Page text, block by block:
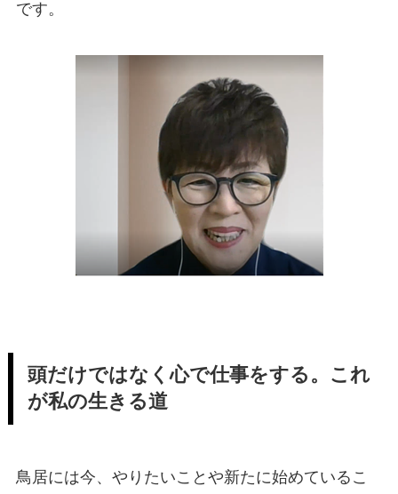
です。
頭だけではなく心で仕事をする。これ
が私の生きる道
鳥居には今、やりたいことや新たに始めているこ